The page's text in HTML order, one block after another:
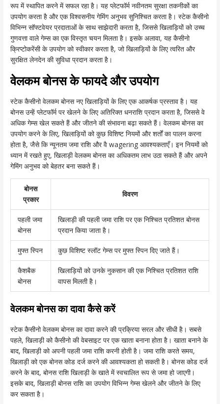
रूप में स्थापित करने में सफल रहा है। यह प्लेटफॉर्म नवीनतम सुरक्षा तकनीकों का
उपयोग करता है और एक विश्वसनीय गेमिंग अनुभव सुनिश्चित करता है। स्टेक कैसीनो
विभिन्न सॉफ्टवेयर प्रदाताओं के साथ साझेदारी करता है, जिससे खिलाड़ियों को उच्च
गुणवत्ता वाले गेम्स का एक विस्तृत चयन मिलता है। इसके अलावा, यह कैसीनो
क्रिप्टोकरेंसी के उपयोग को स्वीकार करता है, जो खिलाड़ियों के लिए त्वरित और
सुरक्षित लेनदेन की सुविधा प्रदान करता है।
वेलकम बोनस के फायदे और उपयोग
स्टेक कैसीनो वेलकम बोनस नए खिलाड़ियों के लिए एक आकर्षक प्रस्ताव है। यह
बोनस उन्हें प्लेटफॉर्म पर खेलने के लिए अतिरिक्त धनराशि प्रदान करता है, जिससे वे
अधिक गेम्स खेल सकते हैं और जीतने की संभावना बढ़ा सकते हैं। वेलकम बोनस का
उपयोग करने के लिए, खिलाड़ियों को कुछ विशिष्ट नियमों और शर्तों का पालन करना
होता है, जैसे कि न्यूनतम जमा राशि और वै wagering आवश्यकताएँ। इन नियमों को
ध्यान में रखते हुए, खिलाड़ी वेलकम बोनस का अधिकतम लाभ उठा सकते हैं और अपने
गेमिंग अनुभव को बेहतर बना सकते हैं।
बोनस
प्रकार
विवरण
पहली जमा
बोनस
खिलाड़ी की पहली जमा राशि पर एक निश्चित प्रतिशत बोनस
प्रदान किया जाता है।
मुफ्त स्पिन कुछ विशिष्ट स्लॉट गेम्स पर मुफ्त स्पिन दिए जाते हैं।
कैशबैक
बोनस
खिलाड़ियों को उनके नुकसान की एक निश्चित प्रतिशत राशि
वापस मिलती है।
वेलकम बोनस का दावा कैसे करें
स्टेक कैसीनो वेलकम बोनस का दावा करने की प्रक्रिया सरल और सीधी है। सबसे
पहले, खिलाड़ी को कैसीनो की वेबसाइट पर एक खाता बनाना होता है। खाता बनाने के
बाद, खिलाड़ी को अपनी पहली जमा राशि करनी होती है। जमा राशि करते समय,
खिलाड़ी को एक बोनस कोड दर्ज करने की आवश्यकता हो सकती है। बोनस कोड दर्ज
करने के बाद, बोनस राशि खिलाड़ी के खाते में स्वचालित रूप से जमा हो जाएगी।
इसके बाद, खिलाड़ी बोनस राशि का उपयोग विभिन्न गेम्स खेलने और जीतने के लिए
कर सकता है।